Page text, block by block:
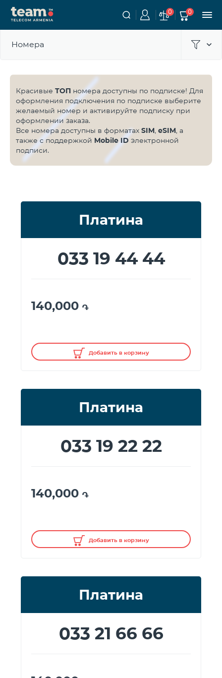
0 0
Номера
Красивые ТОП номера доступны по подписке! Для
оформления подключения по подписке выберите
желаемый номер и активируйте подписку при
оформлении заказа.
Все номера доступны в форматах SIM, eSIM, а
также с поддержкой Mobile ID электронной
подписи.
Платина
033 19 44 44
140,000 ֏
Добавить в корзину
Платина
033 19 22 22
140,000 ֏
Добавить в корзину
Платина
033 21 66 66